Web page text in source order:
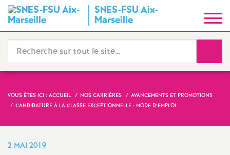
SNES-FSU Aix-
Marseille
y
n
d
i
VOUS ÊTES ICI : ACCUEIL NOS CARRIÈRES
AVANCEMENTS ET PROMOTIONS
CANDIDATURE À LA CLASSE EXCEPTIONNELLE : MODE D’EMPLOI
2 MAI 2019